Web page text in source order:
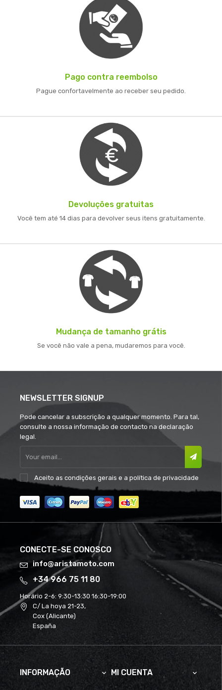
Pago contra reembolso
Pague confortavelmente ao receber seu pedido.
Devoluções gratuitas
Você tem até 14 dias para devolver seus itens gratuitamente.
Mudança de tamanho grátis
Se você não vale a pena, mudaremos para você.
NEWSLETTER SIGNUP
Pode cancelar a subscrição a qualquer momento. Para tal,
consulte a nossa informação de contacto na declaração
legal.
Aceito as condições gerais e a política de privacidade
CONECTE-SE CONOSCO
info@aristamoto.com
+34 966 75 11 80
Horário 2-6: 9:30-13:30 16:30-19:00
C/ La hoya 21-23,
Cox (Alicante)
España
INFORMAÇÃO  MI CUENTA 